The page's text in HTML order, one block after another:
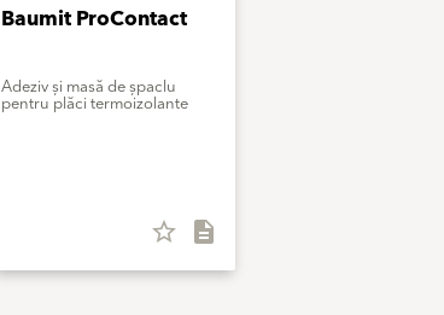
Baumit ProContact
Adeziv și masă de șpaclu
pentru plăci termoizolante
star_border description